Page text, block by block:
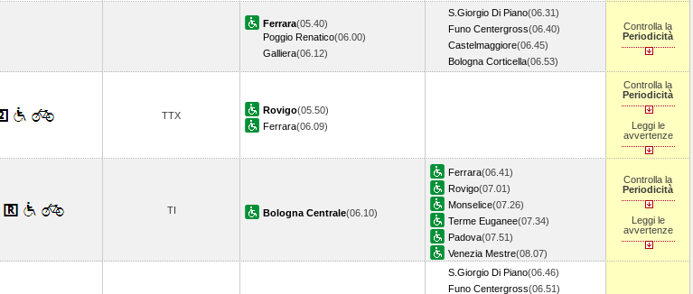
Ferrara(05.40)
Poggio Renatico(06.00)
Galliera(06.12)
S.Giorgio Di Piano(06.31)
Funo Centergross(06.40)
Castelmaggiore(06.45)
Bologna Corticella(06.53)
Controlla la
Periodicità
TTX Rovigo(05.50)
Ferrara(06.09)
Controlla la
Periodicità
Leggi le
avvertenze
TI Bologna Centrale(06.10)
Ferrara(06.41)
Rovigo(07.01)
Monselice(07.26)
Terme Euganee(07.34)
Padova(07.51)
Venezia Mestre(08.07)
Controlla la
Periodicità
Leggi le
avvertenze
S.Giorgio Di Piano(06.46)
Funo Centergross(06.51)